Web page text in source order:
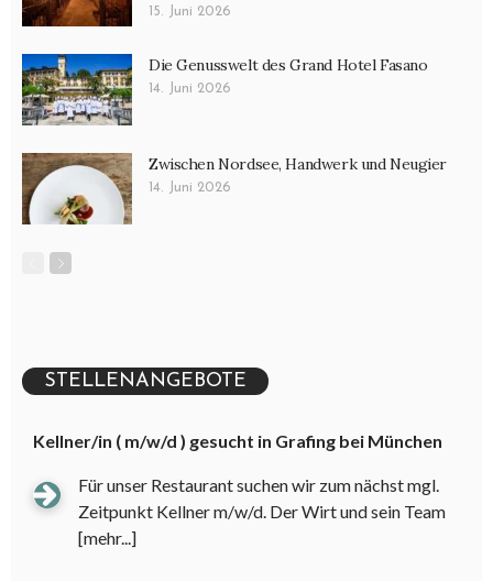
15. Juni 2026
Die Genusswelt des Grand Hotel Fasano
14. Juni 2026
Zwischen Nordsee, Handwerk und Neugier
14. Juni 2026
STELLENANGEBOTE
Kellner/in ( m/w/d ) gesucht in Grafing bei München
Für unser Restaurant suchen wir zum nächst mgl.
Zeitpunkt Kellner m/w/d. Der Wirt und sein Team
[mehr...]